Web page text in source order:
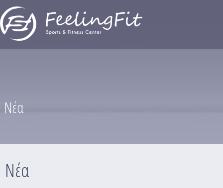
Παράκαμψη προς το κυρίως περιεχόμενο
Νέα
Νέα